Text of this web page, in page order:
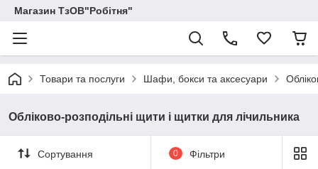
Магазин ТзОВ"Робітня"
Товари та послуги Шафи, бокси та аксесуари
Обліково-розподільні щити і щитки для лічильника
Сортування 0 Фільтри